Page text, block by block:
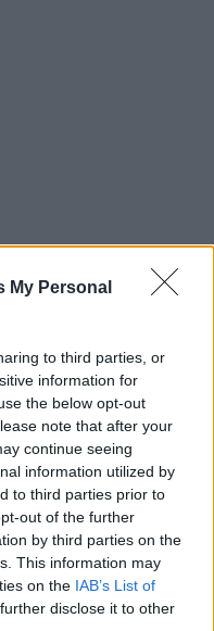
My Personal
to third parties, or
information for
the below opt-out
note that after your
continue seeing
information utilized by
to third parties prior to
out of the further
by third parties on the
This information may
on the IAB’s List of
disclose it to other